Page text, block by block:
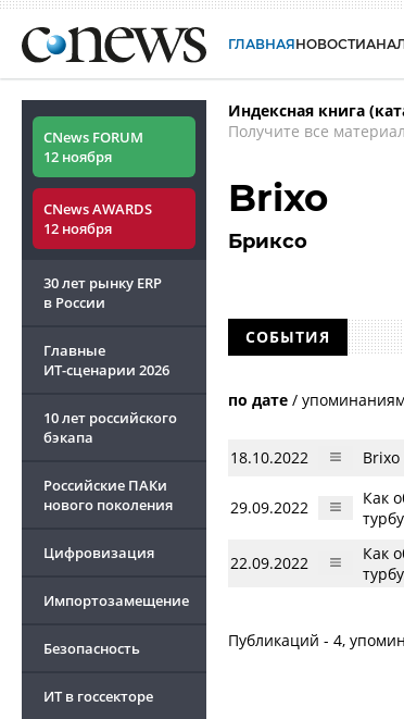
ГЛАВНАЯНОВОСТИ
CNews FORUM
12 ноября
CNews AWARDS
12 ноября
30 лет рынку ERP
в России
Главные
ИТ-сценарии 2026
10 лет российского
бэкапа
Российские ПАКи
нового поколения
Цифровизация
Импортозамещение
Безопасность
ИТ в госсекторе
Индексная книга
Получите все
Brixo
Бриксо
СОБЫТИЯ
по дате /
18.10.2022
29.09.2022
Как
22.09.2022
Как
Публикаций - 4,